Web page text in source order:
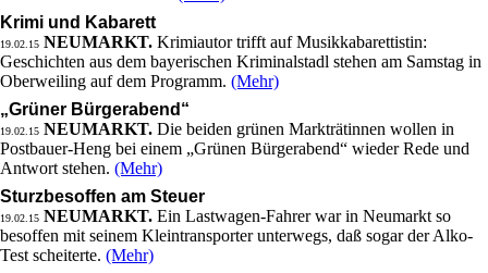
Krimi und Kabarett
19.02.15 NEUMARKT. Krimiautor trifft auf Musikkabarettistin:
Geschichten aus dem bayerischen Kriminalstadl stehen am Samstag in
Oberweiling auf dem Programm. (Mehr)
„Grüner Bürgerabend“
19.02.15 NEUMARKT. Die beiden grünen Markträtinnen wollen in
Postbauer-Heng bei einem „Grünen Bürgerabend“ wieder Rede und
Antwort stehen. (Mehr)
Sturzbesoffen am Steuer
19.02.15 NEUMARKT. Ein Lastwagen-Fahrer war in Neumarkt so
besoffen mit seinem Kleintransporter unterwegs, daß sogar der Alko-
Test scheiterte. (Mehr)